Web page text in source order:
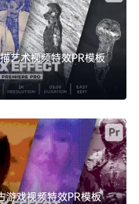
艺术视频特效PR模板
游戏视频特效PR模板